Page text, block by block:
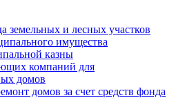
земельных и лесных участков
имущества
казны
компаний для
домов
домов за счет средств фонда